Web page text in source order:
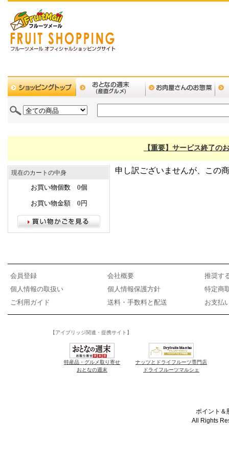
【重要】サービス終了の
現在のカートの中身
お買い物個数 0個
お買い物金額 0円
申し訳ございませんが、この
会員登録 会社概要
推奨す
個人情報の取扱い
個人情報保護方針
特定商
ご利用ガイド
送料・手数料と配送 お支払
【アイブリッジ関連・提携サイト】
特産品・グルメ取り寄せ
おとなの週末
ナッツとドライフルーツ専門店
ドライフルーツマルシェ
ポイント＆
All Rights